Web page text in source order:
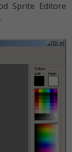
Sprite Editore